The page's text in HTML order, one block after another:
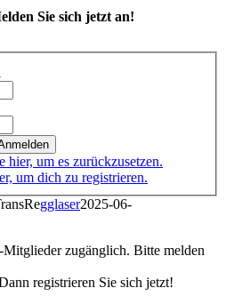
Sie sich jetzt an!
hier, um es zurückzusetzen.
um dich zu registrieren.
gglaser2025-06-
zugänglich. Bitte melden
registrieren Sie sich jetzt!